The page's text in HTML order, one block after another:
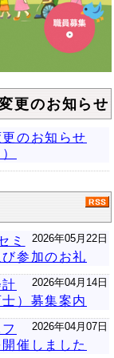
更のお知らせ
のお知らせ
2026年05月22日
ミ
参加のお礼
2026年04月14日
）募集案内
2026年04月07日
催しました